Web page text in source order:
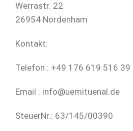
Werrastr. 22
26954 Nordenham
Kontakt:
Telefon : +49 176 619 516 39
Email : info@uemituenal.de
SteuerNr.: 63/145/00390